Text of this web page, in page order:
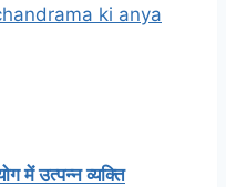
ki anya
में उत्पन्न व्यक्ति